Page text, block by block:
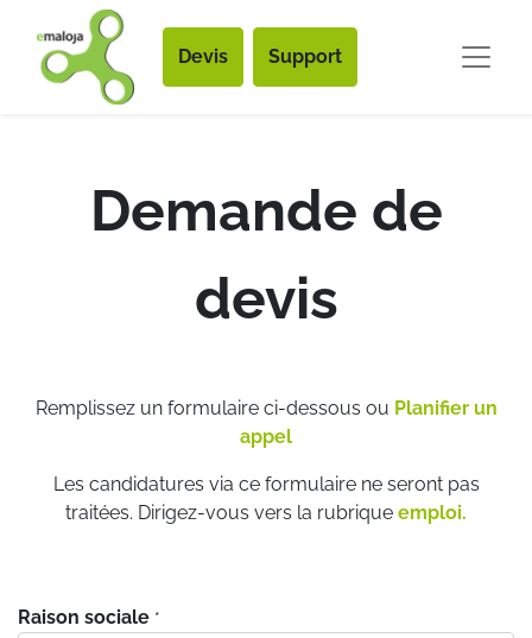
Devis Support
Demande de
devis
Remplissez un formulaire ci-dessous ou Planifier un
appel
Les candidatures via ce formulaire ne seront pas
traitées. Dirigez-vous vers la rubrique emploi.
Raison sociale *